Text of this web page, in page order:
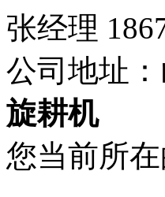
张经理
公司地址：
旋耕机
您当前所在